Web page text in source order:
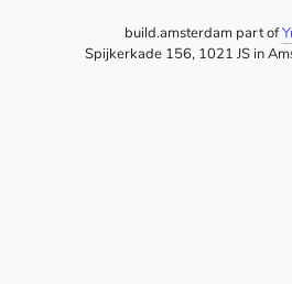
build.amsterdam part of
Spijkerkade 156, 1021 JS in